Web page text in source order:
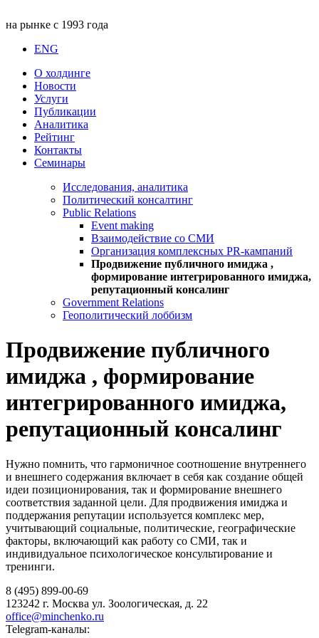
на рынке с 1993 года
ENG
О холдинге
Новости
Услуги
Публикации
Аналитика
Рейтинг
Контакты
Семинары
Исследования, аналитика
Политический консалтинг
Public Relations
Event making
Взаимодействие со СМИ
Организация комплексных PR-кампаний
Продвижение публичного имиджа ,
формирование интегрированного имиджа,
репутационный консалинг
Government Relations
Геополитический лоббизм
Продвижение публичного
имиджа , формирование
интегрированного имиджа,
репутационный консалинг
Нужно помнить, что гармоничное соотношение внутреннего
и внешнего содержания включает в себя как создание общей
идеи позиционирования, так и формирование внешнего
соответствия заданной цели. Для продвижения имиджа и
поддержания репутации используется комплекс мер,
учитывающий социальные, политические, географические
факторы, включающий как работу со СМИ, так и
индивидуальное психологическое консультирование и
тренинги.
8 (495) 899-00-69
123242 г. Москва ул. Зоологическая, д. 22
office@minchenko.ru
Telegram-каналы: